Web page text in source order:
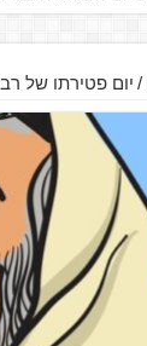
/ יום פטירתו של